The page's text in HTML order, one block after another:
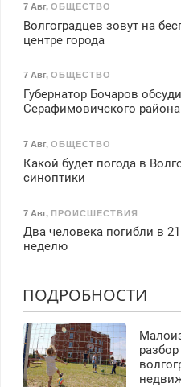
7 Авг, ОБЩЕСТВО
Волгоградцев зовут на
центре города
7 Авг, ОБЩЕСТВО
Губернатор Бочаров
Серафимовичского
7 Авг, ОБЩЕСТВО
Какой будет погода в
синоптики
7 Авг, ПРОИСШЕСТВИЯ
Два человека погибли в
неделю
ПОДРОБНОСТИ